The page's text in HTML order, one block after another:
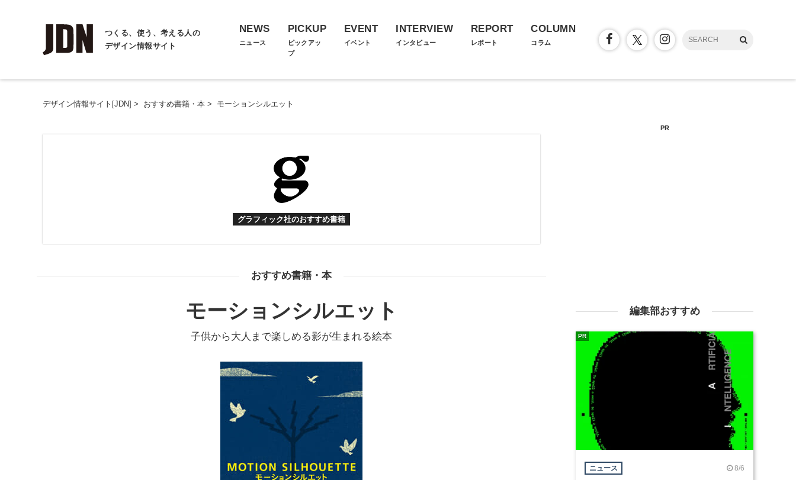
つくる、使う、考える人の
デザイン情報サイト
NEWS
ニュース
PICKUP
ピックアッ
プ
EVENT
イベント
INTERVIEW
インタビュー
REPORT
レポート
COLUMN
コラム
デザイン情報サイト[JDN] > おすすめ書籍・本 > モーションシルエット
グラフィック社のおすすめ書籍
おすすめ書籍・本
モーションシルエット
子供から大人まで楽しめる影が生まれる絵本
PR
編集部おすすめ
ニュース 8/6
PR